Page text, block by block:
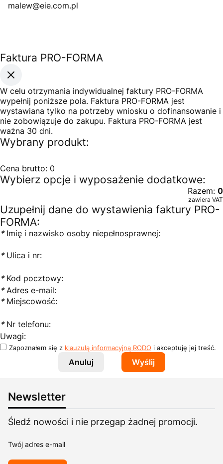
malew@eie.com.pl
Faktura PRO-FORMA
W celu otrzymania indywidualnej faktury PRO-FORMA
wypełnij poniższe pola. Faktura PRO-FORMA jest
wystawiana tylko na potrzeby wniosku o dofinansowanie i
nie zobowiązuje do zakupu. Faktura PRO-FORMA jest
ważna 30 dni.
Wybrany produkt:
Cena brutto: 0
Wybierz opcje i wyposażenie dodatkowe:
Razem: 0
zawiera VAT
Uzupełnij dane do wystawienia faktury PRO-
FORMA:
*Imię i nazwisko osoby niepełnosprawnej:
*Ulica i nr:
*Kod pocztowy:
*Adres e-mail:
*Miejscowość:
*Nr telefonu:
Uwagi:
Zapoznałem się z klauzulą informacyjną RODO i akceptuję jej treść.
Anuluj Wyślij
Newsletter
Śledź nowości i nie przegap żadnej promocji.
Twój adres e-mail